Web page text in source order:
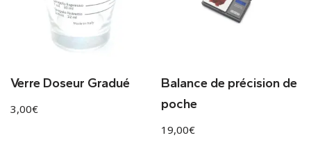
Verre Doseur Gradué
3,00€
Balance de précision de
poche
19,00€